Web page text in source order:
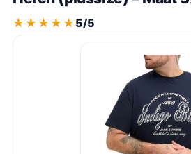
★★★★★
★★★★★ 5/5